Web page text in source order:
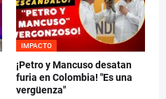
IMPACTO
¡Petro y Mancuso desatan
furia en Colombia! "Es una
vergüenza"